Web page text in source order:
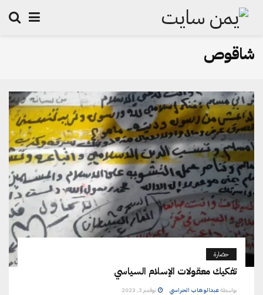
شاقوص
حضارة
تفكيك معقولات الإسلام السياسي
بواسطةعبدالوهاب الحراسي نوفمبر 3, 2023